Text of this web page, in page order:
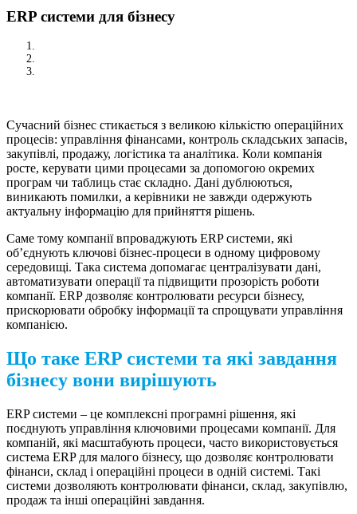
ERP системи для бізнесу
Сучасний бізнес стикається з великою кількістю операційних
процесів: управління фінансами, контроль складських запасів,
закупівлі, продажу, логістика та аналітика. Коли компанія
росте, керувати цими процесами за допомогою окремих
програм чи таблиць стає складно. Дані дублюються,
виникають помилки, а керівники не завжди одержують
актуальну інформацію для прийняття рішень.
Саме тому компанії впроваджують ERP системи, які
об’єднують ключові бізнес-процеси в одному цифровому
середовищі. Така система допомагає централізувати дані,
автоматизувати операції та підвищити прозорість роботи
компанії. ERP дозволяє контролювати ресурси бізнесу,
прискорювати обробку інформації та спрощувати управління
компанією.
Що таке ERP системи та які завдання
бізнесу вони вирішують
ERP системи – це комплексні програмні рішення, які
поєднують управління ключовими процесами компанії. Для
компаній, які масштабують процеси, часто використовується
система ERP для малого бізнесу, що дозволяє контролювати
фінанси, склад і операційні процеси в одній системі. Такі
системи дозволяють контролювати фінанси, склад, закупівлю,
продаж та інші операційні завдання.